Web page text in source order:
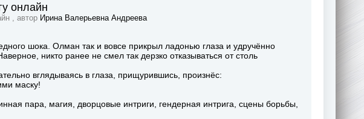
онлайн
, автор Ирина Валерьевна Андреева
шока. Олман так и вовсе прикрыл ладонью глаза и удручённо
никто ранее не смел так дерзко отказываться от столь
вглядываясь в глаза, прищурившись, произнёс:
маску!
пара, магия, дворцовые интриги, гендерная интрига, сцены борьбы,